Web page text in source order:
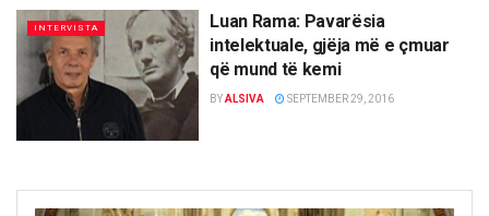
INTERVISTA
Luan Rama: Pavarësia
intelektuale, gjëja më e çmuar
që mund të kemi
BYALSIVA SEPTEMBER 29, 2016